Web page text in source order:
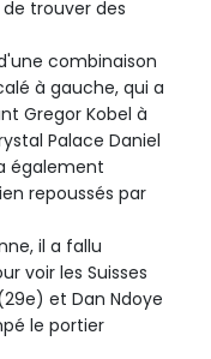
trouver des
combinaison
à gauche, qui a
Gregor Kobel à
Palace Daniel
également
repoussés par
il a fallu
voir les Suisses
et Dan Ndoye
le portier